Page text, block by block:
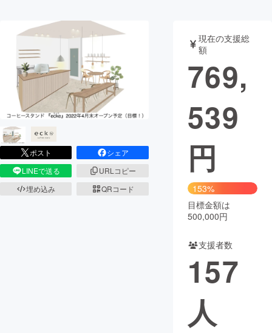
ポスト
シェア
LINEで送る
URLコピー
埋め込み
QRコード
現在の支援総
額
769,
539
円
153%
目標金額は
500,000円
支援者数
157
人